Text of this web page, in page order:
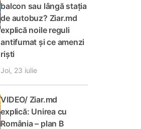
balcon sau lângă stația
de autobuz? Ziar.md
explică noile reguli
antifumat și ce amenzi
riști
Joi, 23 iulie
VIDEO/ Ziar.md
explică: Unirea cu
România – plan B